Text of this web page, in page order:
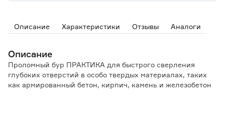
Описание Характеристики Отзывы Аналоги
Описание
Проломный бур ПРАКТИКА для быстрого сверления
глубоких отверстий в особо твердых материалах, таких
как армированный бетон, кирпич, камень и железобетон